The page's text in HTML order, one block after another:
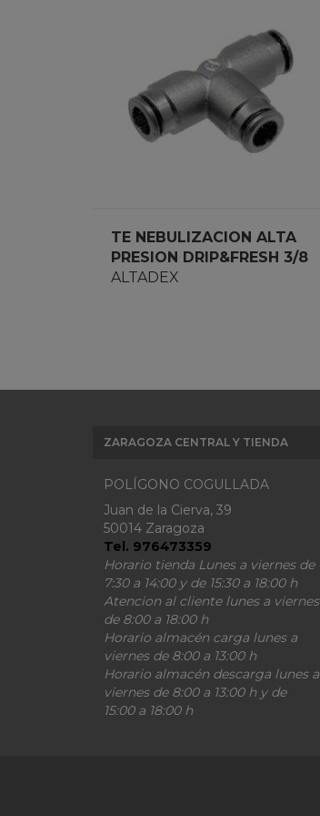
TE NEBULIZACION ALTA
PRESION DRIP&FRESH 3/8
ALTADEX
ZARAGOZA CENTRAL Y TIENDA
POLÍGONO COGULLADA
Juan de la Cierva, 39
50014 Zaragoza
Tel. 976473359
Horario tienda Lunes a viernes de
7:30 a 14:00 y de 15:30 a 18:00 h
Atencion al cliente lunes a viernes
de 8:00 a 18:00 h
Horario almacén carga lunes a
viernes de 8:00 a 13:00 h
Horario almacén descarga lunes a
viernes de 8:00 a 13:00 h y de
15:00 a 18:00 h